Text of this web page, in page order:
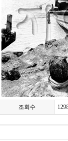
조회수